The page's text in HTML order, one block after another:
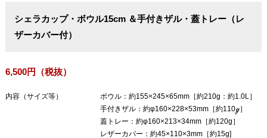
シェラカップ・ボウル15cm ＆手付きザル・蓋トレー（レ
ザーカバー付）
6,500円（税抜）
内容（サイズ等）
ボウル：約155×245×65mm［約210g：約1.0L］
手付きザル：約φ160×228×53mm［約110ℊ］
蓋トレー：約φ160×213×34mm［約120g］
レザーカバー：約45×110×3mm［約15g]